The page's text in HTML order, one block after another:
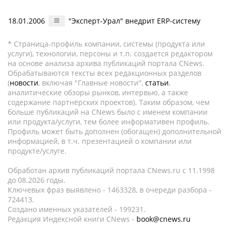
18.01.2006 "Эксперт-Урал" внедрит ERP-систему
* Страница-профиль компании, системы (продукта или
услуги), технологии, персоны и т.п. создается редактором
на основе анализа архива публикаций портала CNews.
Обрабатываются тексты всех редакционных разделов
(новости, включая "Главные новости", статьи,
аналитические обзоры рынков, интервью, а также
содержание партнёрских проектов). Таким образом, чем
больше публикаций на CNews было с именем компании
или продукта/услуги, тем более информативен профиль.
Профиль может быть дополнен (обогащен) дополнительной
информацией, в т.ч. презентацией о компании или
продукте/услуге.
Обработан архив публикаций портала CNews.ru c 11.1998
до 08.2026 годы.
Ключевых фраз выявлено - 1463328, в очереди разбора -
724413.
Создано именных указателей - 199231.
Редакция Индексной книги CNews - book@cnews.ru